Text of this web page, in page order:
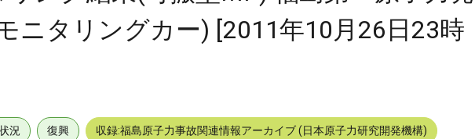
ニタリングカー) [2011年10月26日23時
況 復興 収録:福島原子力事故関連情報アーカイブ (日本原子力研究開発機構)